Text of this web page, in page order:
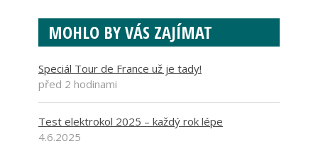
MOHLO BY VÁS ZAJÍMAT
Speciál Tour de France už je tady!
před 2 hodinami
Test elektrokol 2025 – každý rok lépe
4.6.2025